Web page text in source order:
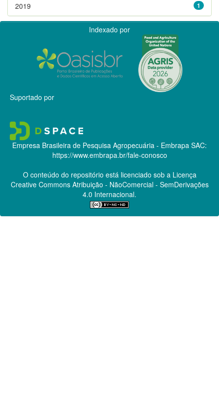
1
2019
Indexado por
Suportado por
Empresa Brasileira de Pesquisa Agropecuária - Embrapa SAC:
https://www.embrapa.br/fale-conosco
O conteúdo do repositório está licenciado sob a Licença
Creative CommonsAtribuição - NãoComercial - SemDerivações
4.0 Internacional.